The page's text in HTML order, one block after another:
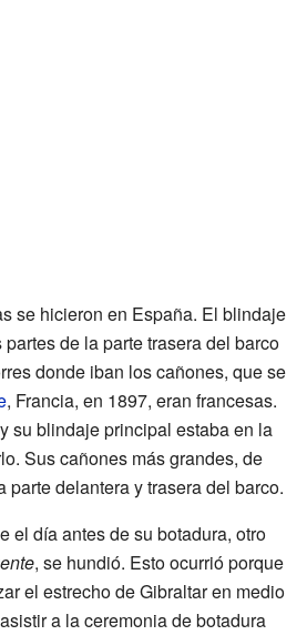
se hicieron en España. El blindaje
de la parte trasera del barco
donde iban los cañones, que se
, Francia, en 1897, eran francesas.
su blindaje principal estaba en la
Sus cañones más grandes, de
parte delantera y trasera del barco.
el día antes de su botadura, otro
, se hundió. Esto ocurrió porque
el estrecho de Gibraltar en medio
a la ceremonia de botadura